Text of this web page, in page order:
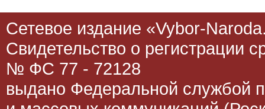
Сетевое издание «Vybor-
Свидетельство о регистрации
№ ФС 77 - 72128
выдано Федеральной службой